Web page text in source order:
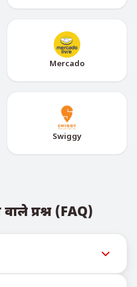
Mercado
Swiggy
प्रश्न (FAQ)